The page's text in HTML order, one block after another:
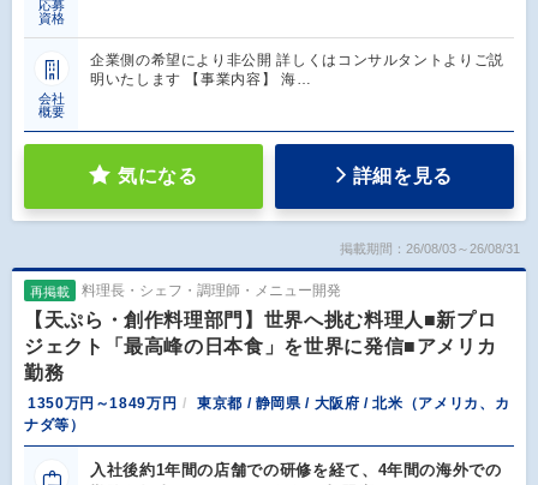
応募
資格
会社
概要
企業側の希望により非公開 詳しくはコンサルタントよりご説
明いたします 【事業内容】 海…
気になる 詳細を見る
掲載期間：26/08/03～26/08/31
再掲載 料理長・シェフ・調理師・メニュー開発
【天ぷら・創作料理部門】世界へ挑む料理人■新プロ
ジェクト「最高峰の日本食」を世界に発信■アメリカ
勤務
1350万円～1849万円
東京都 / 静岡県 / 大阪府 / 北米（アメリカ、カ
ナダ等）
入社後約1年間の店舗での研修を経て、4年間の海外での